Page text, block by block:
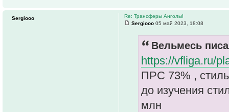
Re: Трансферы Анголы!
Sergiooo 05 май 2023, 18:08
Вельмесь
https://vfliga.ru/
ПРС 73% ,
до изучения
млн
Sergiooo